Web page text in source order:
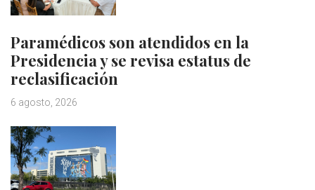
Paramédicos son atendidos en la
Presidencia y se revisa estatus de
reclasificación
6 agosto, 2026